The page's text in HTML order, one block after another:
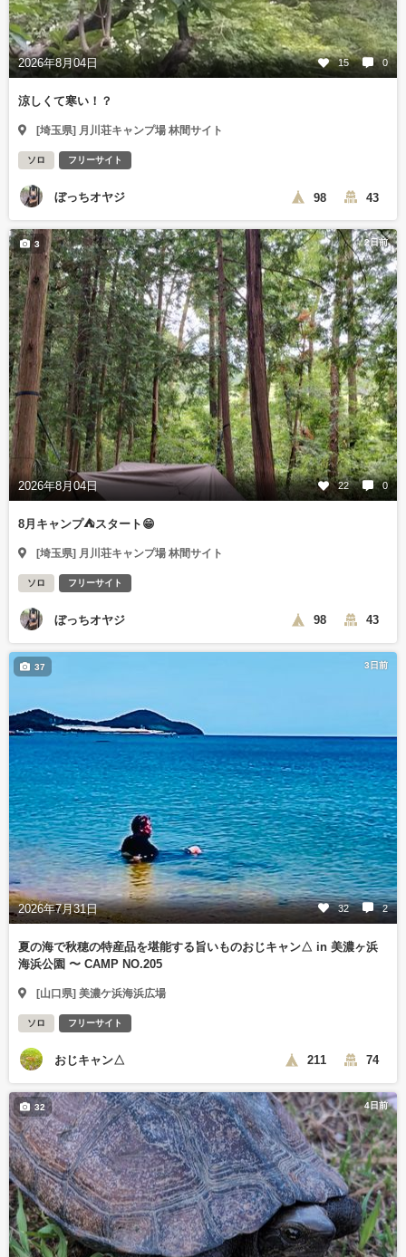
2026年8月04日 15 0
涼しくて寒い！？
[埼玉県] 月川荘キャンプ場 林間サイト
ソロ フリーサイト
ぼっちオヤジ 98 43
2日前
2026年8月04日 22 0
3
8月キャンプ⛺️スタート😁
[埼玉県] 月川荘キャンプ場 林間サイト
ソロ フリーサイト
ぼっちオヤジ 98 43
3日前
2026年7月31日 32 2
37
夏の海で秋穂の特産品を堪能する旨いものおじキャン△ in 美濃ヶ浜
海浜公園 〜 CAMP NO.205
[山口県] 美濃ケ浜海浜広場
ソロ フリーサイト
おじキャン△ 211 74
4日前
32